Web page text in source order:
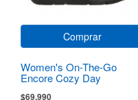
Comprar
Women's On-The-Go
Encore Cozy Day
$69.990